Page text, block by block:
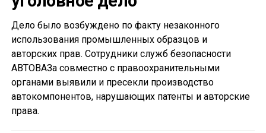
Дело было возбуждено по факту незаконного
использования промышленных образцов и
авторских прав. Сотрудники служб безопасности
АВТОВАЗа совместно с правоохранительными
органами выявили и пресекли производство
автокомпонентов, нарушающих патенты и авторские
права.